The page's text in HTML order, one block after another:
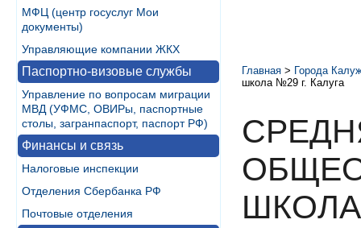
МФЦ (центр госуслуг Мои
документы)
Управляющие компании ЖКХ
Паспортно-визовые службы
Управление по вопросам миграции
МВД (УФМС, ОВИРы, паспортные
столы, загранпаспорт, паспорт РФ)
Финансы и связь
Налоговые инспекции
Отделения Сбербанка РФ
Почтовые отделения
Главная > Города
школа №29 г. Калуга
ШКОЛА